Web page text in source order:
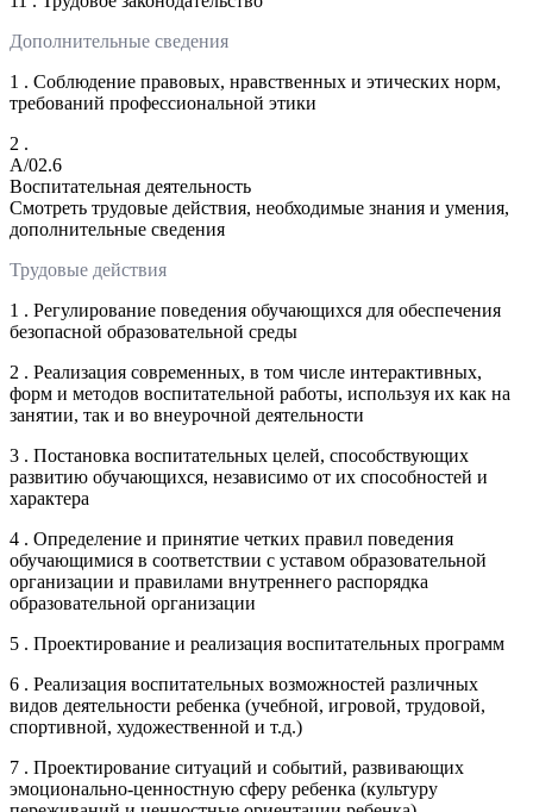
Дополнительные сведения
1 . Соблюдение правовых, нравственных и этических норм,
требований профессиональной этики
2 .
A/02.6
Воспитательная деятельность
Смотреть трудовые действия, необходимые знания и умения,
дополнительные сведения
Трудовые действия
1 . Регулирование поведения обучающихся для обеспечения
безопасной образовательной среды
2 . Реализация современных, в том числе интерактивных,
форм и методов воспитательной работы, используя их как на
занятии, так и во внеурочной деятельности
3 . Постановка воспитательных целей, способствующих
развитию обучающихся, независимо от их способностей и
характера
4 . Определение и принятие четких правил поведения
обучающимися в соответствии с уставом образовательной
организации и правилами внутреннего распорядка
образовательной организации
5 . Проектирование и реализация воспитательных программ
6 . Реализация воспитательных возможностей различных
видов деятельности ребенка (учебной, игровой, трудовой,
спортивной, художественной и т.д.)
7 . Проектирование ситуаций и событий, развивающих
эмоционально-ценностную сферу ребенка (культуру